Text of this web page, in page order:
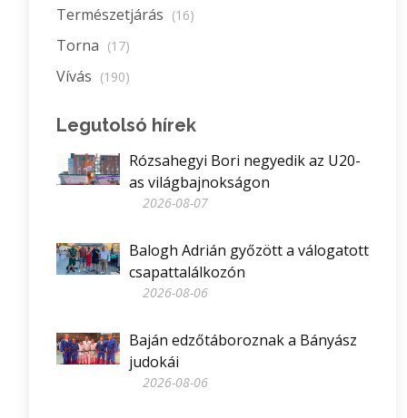
Természetjárás (16)
Torna (17)
Vívás (190)
Legutolsó hírek
Rózsahegyi Bori negyedik az U20-
as világbajnokságon
2026-08-07
Balogh Adrián győzött a válogatott
csapattalálkozón
2026-08-06
Baján edzőtáboroznak a Bányász
judokái
2026-08-06